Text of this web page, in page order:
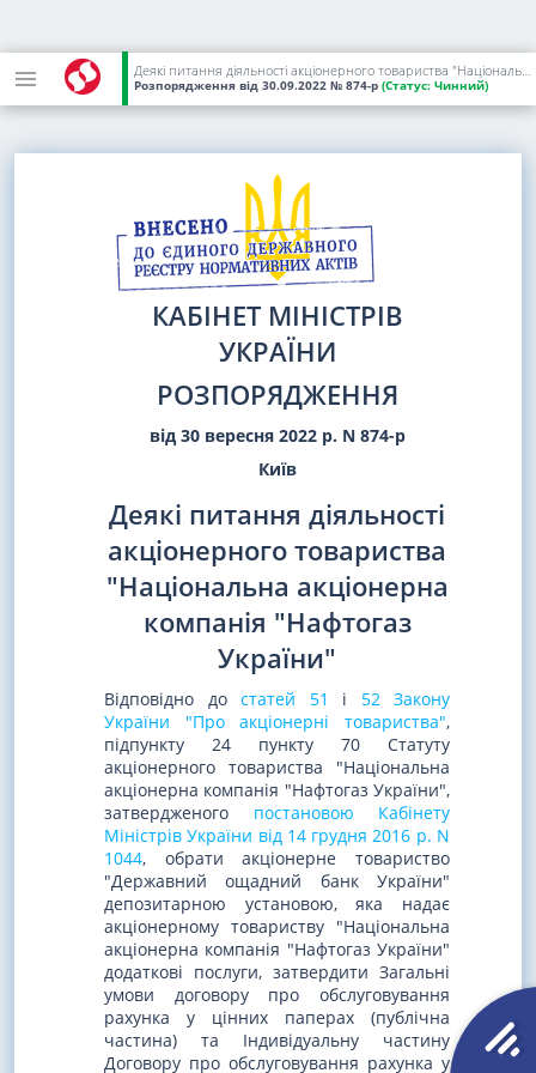
Деякі питання діяльності акціонерного товариства "Національна акціонерна компанія "Нафтогаз України"
Розпорядження від 30.09.2022 № 874-р (Статус: Чинний)
КАБІНЕТ МІНІСТРІВ
УКРАЇНИ
РОЗПОРЯДЖЕННЯ
від 30 вересня 2022 р. N 874-р
Київ
Деякі питання діяльності
акціонерного товариства
"Національна акціонерна
компанія "Нафтогаз
України"
Відповідно до статей 51 і 52 Закону
України "Про акціонерні товариства",
підпункту 24 пункту 70 Статуту
акціонерного товариства "Національна
акціонерна компанія "Нафтогаз України",
затвердженого постановою Кабінету
Міністрів України від 14 грудня 2016 р. N
1044, обрати акціонерне товариство
"Державний ощадний банк України"
депозитарною установою, яка надає
акціонерному товариству "Національна
акціонерна компанія "Нафтогаз України"
додаткові послуги, затвердити Загальні
умови договору про обслуговування
рахунка у цінних паперах (публічна
частина) та Індивідуальну частину
Договору про обслуговування рахунка у